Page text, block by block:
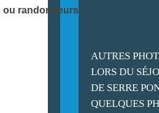
randonneurs individuels
AUTRES
LORS DU
DE SERRE
QUELQUES